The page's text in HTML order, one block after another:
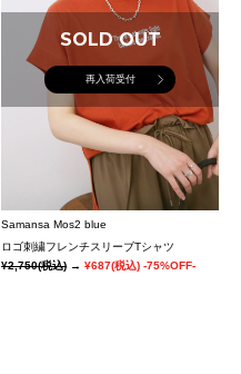
SOLD OUT
再入荷受付
Samansa Mos2 blue
ロゴ刺繍フレンチスリーブTシャツ
¥2,750(税込)→¥687(税込) -75%OFF-